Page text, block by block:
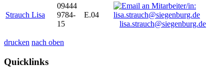
Strauch Lisa
09444
9784-
15
E.04
lisa.strauch@siegenburg.de
drucken nach oben
Quicklinks